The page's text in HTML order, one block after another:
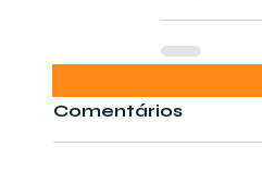
Comentários